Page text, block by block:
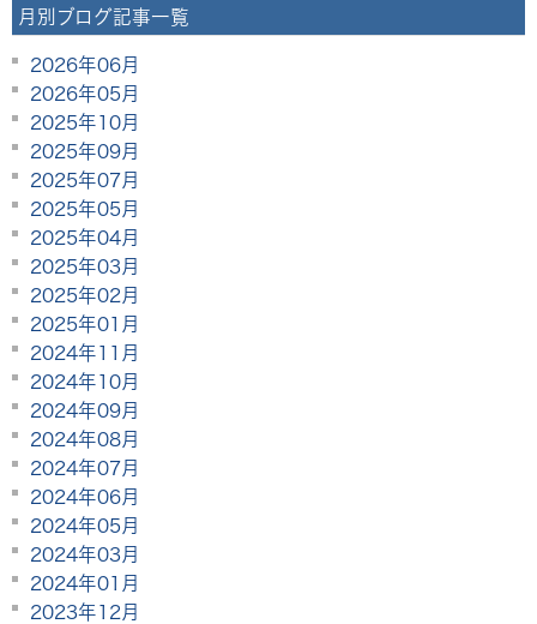
月別ブログ記事一覧
2026年06月
2026年05月
2025年10月
2025年09月
2025年07月
2025年05月
2025年04月
2025年03月
2025年02月
2025年01月
2024年11月
2024年10月
2024年09月
2024年08月
2024年07月
2024年06月
2024年05月
2024年03月
2024年01月
2023年12月